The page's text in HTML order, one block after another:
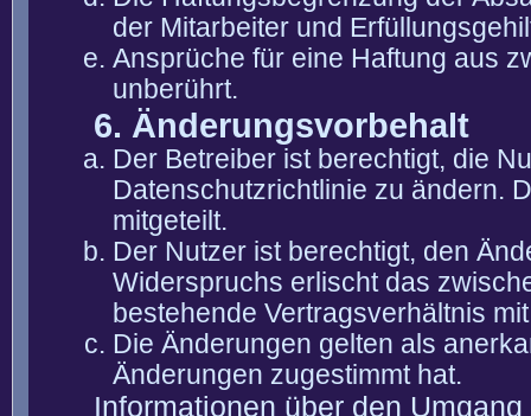
der Mitarbeiter und
Ansprüche für eine Haftung aus
unberührt.
6. Änderungsvorbehalt
Der Betreiber ist berechtigt, die
Datenschutzrichtlinie zu ändern.
mitgeteilt.
Der Nutzer ist berechtigt, den
Widerspruchs erlischt das
bestehende Vertragsverhältnis
Die Änderungen gelten als
Änderungen zugestimmt hat.
Informationen über den